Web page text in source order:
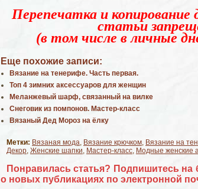
Перепечатка и копирование
статьи
(в том числе в личные
Еще похожие записи:
Вязание на тенерифе. Часть первая.
Топ 4 зимних аксессуаров для женщин
Меланжевый шарф, связанный на вилке
Снеговик из помпонов. Мастер-класс
Вязаный Дед Мороз на ёлку
Метки: Вязаная мода, Вязание крючком, Вязание на
Декор, Женские шапки, Мастер-класс, Модные женские
Понравилась статья? Подпишитесь
о новых публикациях по электронной